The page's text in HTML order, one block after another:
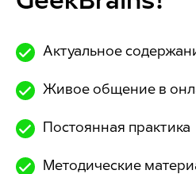
Актуальное
Живое общение в
Постоянная практика
Методические